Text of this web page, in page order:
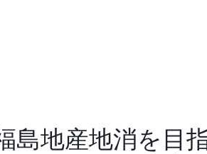
島地産地消を目